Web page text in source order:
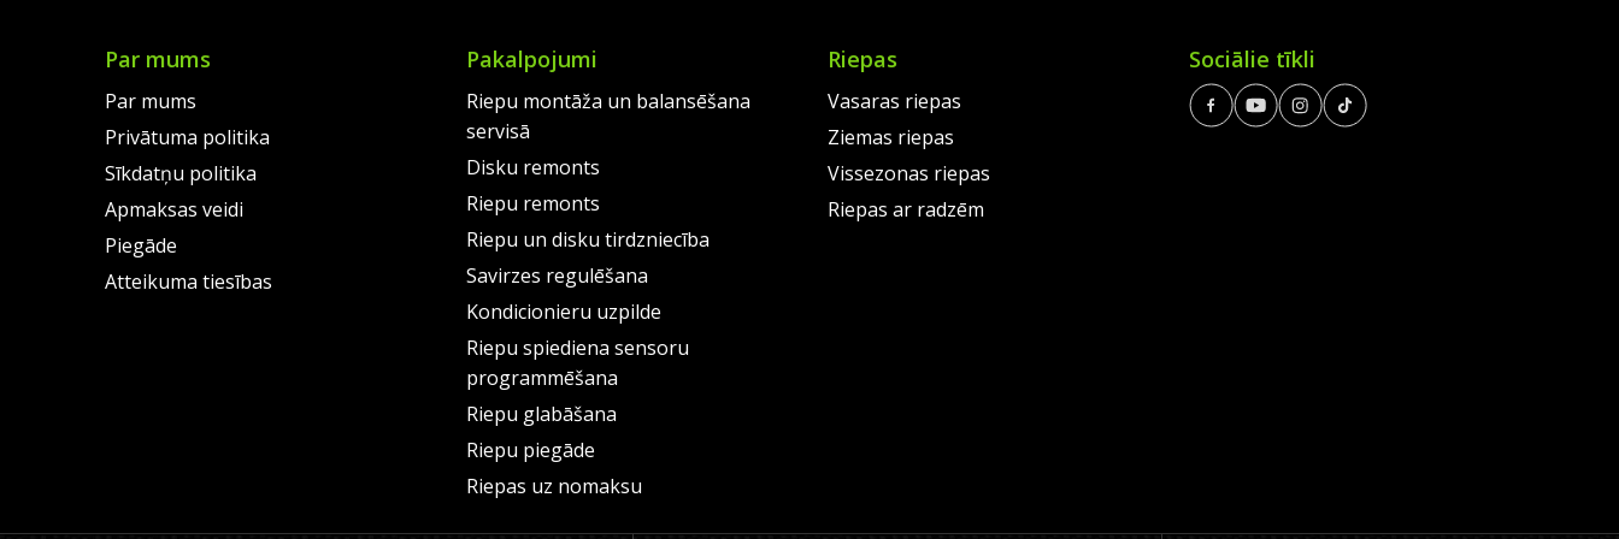
Par mums
Par mums
Privātuma politika
Sīkdatņu politika
Apmaksas veidi
Piegāde
Atteikuma tiesības
Pakalpojumi
Riepu montāža un balansēšana
servisā
Disku remonts
Riepu remonts
Riepu un disku tirdzniecība
Savirzes regulēšana
Kondicionieru uzpilde
Riepu spiediena sensoru
programmēšana
Riepu glabāšana
Riepu piegāde
Riepas uz nomaksu
Riepas
Vasaras riepas
Ziemas riepas
Vissezonas riepas
Riepas ar radzēm
Sociālie tīkli